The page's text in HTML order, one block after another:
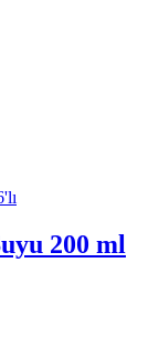
200 ml